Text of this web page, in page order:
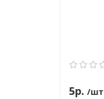
5р. /шт